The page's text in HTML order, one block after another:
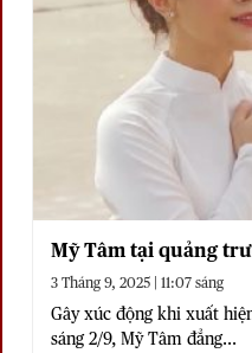
Mỹ Tâm tại quảng
3 Tháng 9, 2025 | 11:07 sáng
Gây xúc động khi xuất
sáng 2/9, Mỹ Tâm đẳng...